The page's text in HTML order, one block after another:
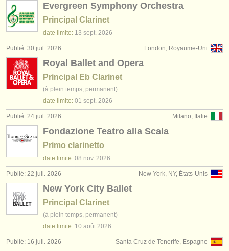
orchestres et l'opéra
conservatoires
orchestres de jeunes
musicalchairs:
a propos de musicalchairs
contactez nous
rss feeds
actualités musique classique
éditeurs:
ajouter votre annonce
find out about ourATS
ATSfaq
achat clarinette (14)
clarinette perdue
Evergreen Symphony Orchestra
Principal Clarinet
date limite: 13 sept. 2026
London, Royaume-Uni
Publié: 30 juil. 2026
Royal Ballet and Opera
Principal Eb Clarinet
(à plein temps, permanent)
date limite: 01 sept. 2026
Milano, Italie
Publié: 24 juil. 2026
Fondazione Teatro alla Scala
Primo clarinetto
date limite: 08 nov. 2026
New York, NY, États-Unis
Publié: 22 juil. 2026
New York City Ballet
Principal Clarinet
(à plein temps, permanent)
date limite: 10 août 2026
Santa Cruz de Tenerife, Espagne
Publié: 16 juil. 2026